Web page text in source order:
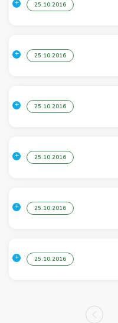
25.10.2016
25.10.2016
25.10.2016
25.10.2016
25.10.2016
25.10.2016